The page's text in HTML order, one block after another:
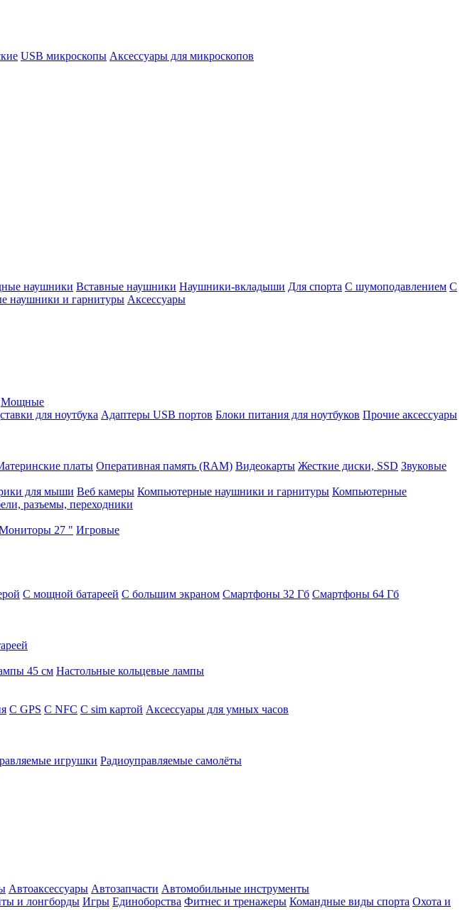
USB микроскопы Аксессуары для микроскопов
наушники Вставные наушники Наушники-вкладыши Для спорта С шумоподавлением С
наушники и гарнитуры Аксессуары
Мощные
для ноутбука Адаптеры USB портов Блоки питания для ноутбуков Прочие аксессуары
платы Оперативная память (RAM) Видеокарты Жесткие диски, SSD Звуковые
для мыши Веб камеры Компьютерные наушники и гарнитуры Компьютерные
разъемы, переходники
27 " Игровые
С мощной батареей С большим экраном Смартфоны 32 Гб Смартфоны 64 Гб
45 см Настольные кольцевые лампы
C GPS C NFC C sim картой Аксессуары для умных часов
игрушки Радиоуправляемые самолёты
Автоаксессуары Автозапчасти Автомобильные инструменты
и лонгборды Игры Единоборства Фитнес и тренажеры Командные виды спорта Охота и